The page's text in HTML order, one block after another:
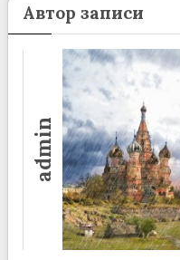
Автор записи
admin